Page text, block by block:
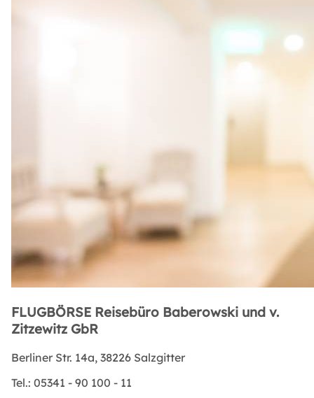
FLUGBÖRSE Reisebüro Baberowski und v.
Zitzewitz GbR
Berliner Str. 14a, 38226 Salzgitter
Tel.: 05341 - 90 100 - 11